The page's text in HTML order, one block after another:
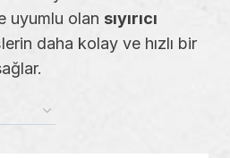
uyumlu olan sıyırıcı
daha kolay ve hızlı bir